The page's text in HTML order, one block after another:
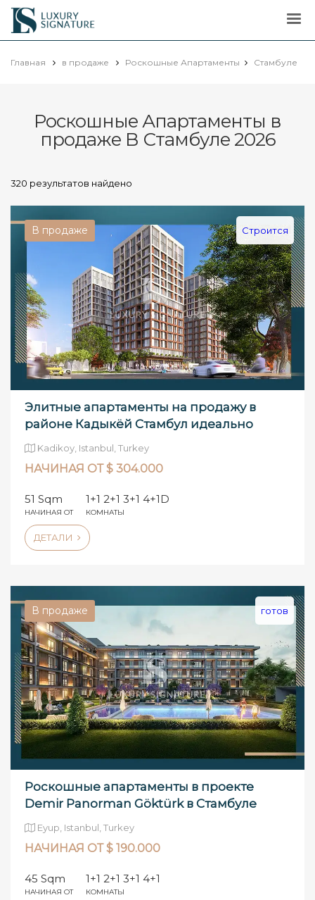
Luxury
Signature
Главная в продаже Роскошные Апартаменты Стамбуле
Роскошные Апартаменты в
продаже В Стамбуле 2026
320 результатов найдено
В продаже Строится
Элитные апартаменты на продажу в
районе Кадыкёй Стамбул идеально
подходят д
Kadikoy, Istanbul, Turkey
НАЧИНАЯ ОТ $ 304.000
51 Sqm
НАЧИНАЯ ОТ
1+1 2+1 3+1 4+1D
КОМНАТЫ
ДЕТАЛИ
В продаже готов
Роскошные апартаменты в проекте
Demir Panorman Göktürk в Стамбуле
Eyup, Istanbul, Turkey
НАЧИНАЯ ОТ $ 190.000
45 Sqm
НАЧИНАЯ ОТ
1+1 2+1 3+1 4+1
КОМНАТЫ